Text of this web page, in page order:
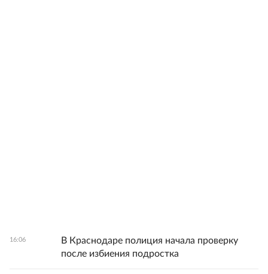
16:06
В Краснодаре полиция начала проверку
после избиения подростка